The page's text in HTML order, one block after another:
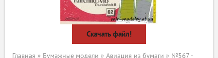
Скачать файл!
Главная » Бумажные модели » Авиация из бумаги » №567 -